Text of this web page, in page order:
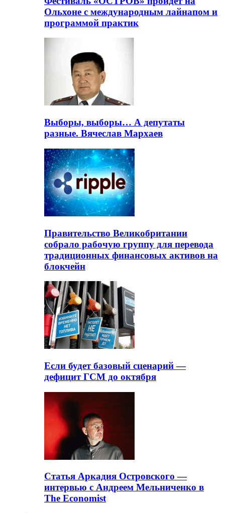
Ольхоне с международным лайнапом и
программой практик
Выборы, выборы… А депутаты
разные. Вячеслав Мархаев
Правительство Великобритании
собрало рабочую группу для перевода
традиционных финансовых активов на
блокчейн
Если будет базовый сценарий —
дефицит ГСМ до октября
Статья Аркадия Островского —
интервью с Андреем Мельниченко в
The Economist